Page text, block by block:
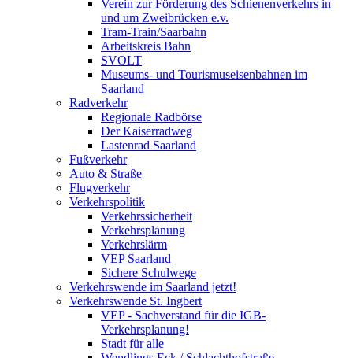
Verein zur Förderung des Schienenverkehrs in
und um Zweibrücken e.v.
Tram-Train/Saarbahn
Arbeitskreis Bahn
SVOLT
Museums- und Tourismuseisenbahnen im
Saarland
Radverkehr
Regionale Radbörse
Der Kaiserradweg
Lastenrad Saarland
Fußverkehr
Auto & Straße
Flugverkehr
Verkehrspolitik
Verkehrssicherheit
Verkehrsplanung
Verkehrslärm
VEP Saarland
Sichere Schulwege
Verkehrswende im Saarland jetzt!
Verkehrswende St. Ingbert
VEP - Sachverstand für die IGB-
Verkehrsplanung!
Stadt für alle